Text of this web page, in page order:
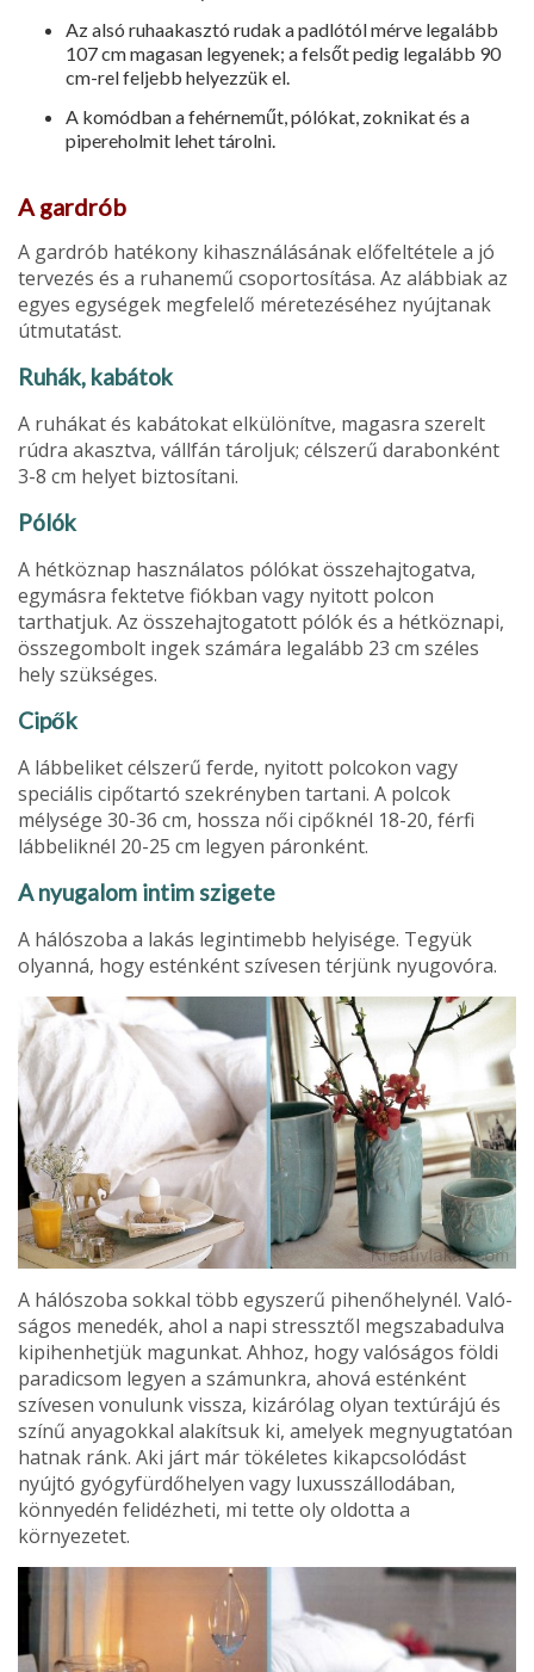
Az alsó ruhaakasztó rudak a padlótól mérve legalább
107 cm magasan legyenek; a felsőt pedig legalább 90
cm-rel feljebb helyezzük el.
A komódban a fehér­neműt, pólókat, zoknikat és a
pipereholmit lehet tárolni.
A gardrób
A gardrób hatékony kihasználásának előfeltétele a jó
tervezés és a ruha­nemű csoportosítása. Az alábbiak az
egyes egységek megfelelő méretezéséhez nyújtanak
útmutatást.
Ruhák, kabátok
A ruhákat és kabátokat elkülönítve, magasra szerelt
rúdra akasztva, vállfán tároljuk; célszerű darabonként
3-8 cm helyet biztosítani.
Pólók
A hétköznap használatos pólókat össze­hajtogatva,
egymásra fektetve fiókban vagy nyitott polcon
tarthatjuk. Az össze­hajtogatott pólók és a hétköznapi,
össze­gombolt ingek számára legalább 23 cm széles
hely szükséges.
Cipők
A lábbeliket célszerű ferde, nyitott pol­cokon vagy
speciális cipőtartó szekrény­ben tartani. A polcok
mélysége 30-36 cm, hossza női cipőknél 18-20, férfi
lábbeliknél 20-25 cm legyen páronként.
A nyugalom intim szigete
A hálószoba a lakás legintimebb helyisége. Tegyük
olyanná, hogy esténként szívesen térjünk nyugovóra.
A hálószoba sokkal több egyszerű pihenőhelynél. Való­
ságos menedék, ahol a napi stressztől megszabadulva
ki­pihenhetjük magunkat. Ahhoz, hogy valóságos földi
pa­radicsom legyen a számunkra, ahová esténként
szívesen vonulunk vissza, kizárólag olyan textúrájú és
színű anya­gokkal alakítsuk ki, amelyek megnyugtatóan
hatnak ránk. Aki járt már tökéletes kikapcsolódást
nyújtó gyógyfürdőhelyen vagy luxusszállodában,
könnyedén felidéz­heti, mi tette oly oldotta a
környezetet.